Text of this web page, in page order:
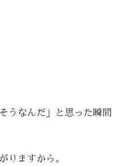
うなんだ」と思った瞬間
りますから。